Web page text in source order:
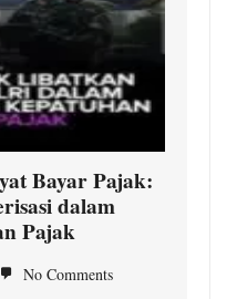
Bayar Pajak:
dalam
Pajak
No Comments